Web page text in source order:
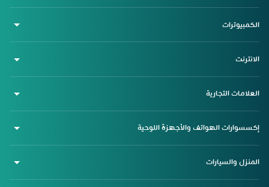
الكمبيوترات
الانترنت
العلامات التجارية
إكسسوارات الهواتف والأجهزة اللوحية
المنزل والسيارات